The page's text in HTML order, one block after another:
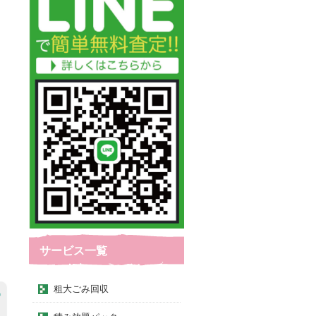
サービス一覧
粗大ごみ回収